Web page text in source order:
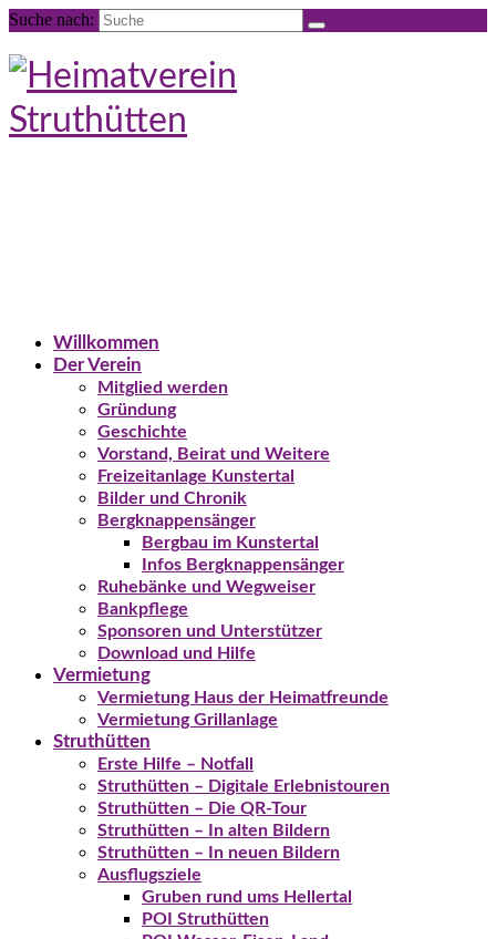
Suche nach:
Willkommen
Der Verein
Mitglied werden
Gründung
Geschichte
Vorstand, Beirat und Weitere
Freizeitanlage Kunstertal
Bilder und Chronik
Bergknappensänger
Bergbau im Kunstertal
Infos Bergknappensänger
Ruhebänke und Wegweiser
Bankpflege
Sponsoren und Unterstützer
Download und Hilfe
Vermietung
Vermietung Haus der Heimatfreunde
Vermietung Grillanlage
Struthütten
Erste Hilfe – Notfall
Struthütten – Digitale Erlebnistouren
Struthütten – Die QR-Tour
Struthütten – In alten Bildern
Struthütten – In neuen Bildern
Ausflugsziele
Gruben rund ums Hellertal
POI Struthütten